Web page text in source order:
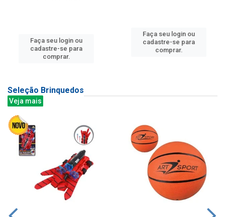
Faça seu login ou
cadastre-se para
comprar.
Faça seu login ou
cadastre-se para
comprar.
Seleção Brinquedos
Veja mais